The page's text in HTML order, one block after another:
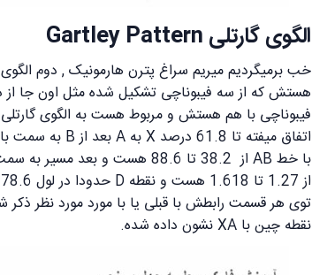
الگوی گارتلی Gartley Pattern
خب برمیگردیم میریم سراغ پترن هارمونیک , دوم
هستش که از سه فیبوناچی تشکیل شده مثل اون جا از
فیبوناچی با هم هستش و مربوط هست به الگوی
نقطه چین با XA نشون داده شده.